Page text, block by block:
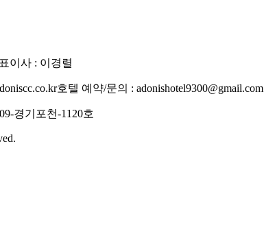
이사 : 이경렬
호텔 예약/문의 : adonishotel9300@gmail.com
경기포천-1120호